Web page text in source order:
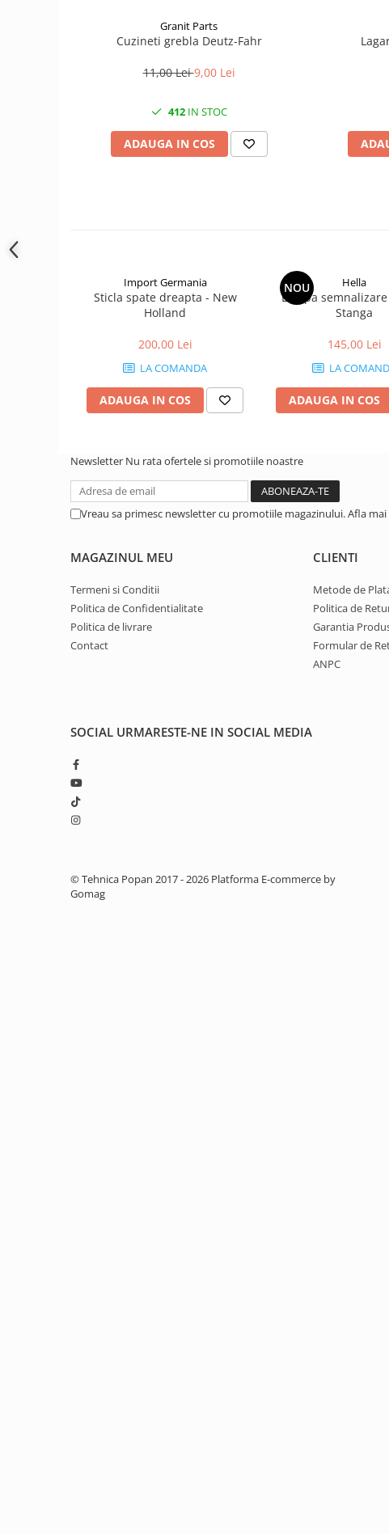
1.7. Sisteme de franare
1.7.2. Placute de frana
1.7.5. O-ring frana
1.8.6. Transmisie punte fața 4 WD
1.8.8. Cabluri ambreiaj și
2. Piese Utilaje Agricole
2.1. Prelucrarea Solului
Granit Parts
Cuzineti grebla Deutz-Fahr
11,00 Lei9,00 Lei
412IN STOC
ADAUGA IN COS
Import Germania
Sticla spate dreapta - New
Holland
200,00 Lei
LA COMANDA
ADAUGA IN COS
NOU Hella
Lampa
Stanga
145,00 Lei
LA
ADAUGA IN COS
Newsletter Nu rata ofertele si promotiile noastre
Vreau sa primesc newsletter cu promotiile magazinului. Afla
MAGAZINUL MEU
Termeni si Conditii
Politica de Confidentialitate
Politica de livrare
Contact
CLIENTI
Metode de
Politica de
Garantia
Formular de
ANPC
SOCIAL URMARESTE-NE IN SOCIAL MEDIA
© Tehnica Popan 2017 - 2026 Platforma E-commerce by
Gomag